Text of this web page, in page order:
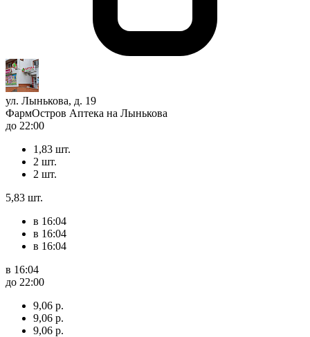
ул. Лынькова, д. 19
ФармОстров Аптека на Лынькова
до 22:00
1,83 шт.
2 шт.
2 шт.
5,83 шт.
в 16:04
в 16:04
в 16:04
в 16:04
до 22:00
9,06 р.
9,06 р.
9,06 р.